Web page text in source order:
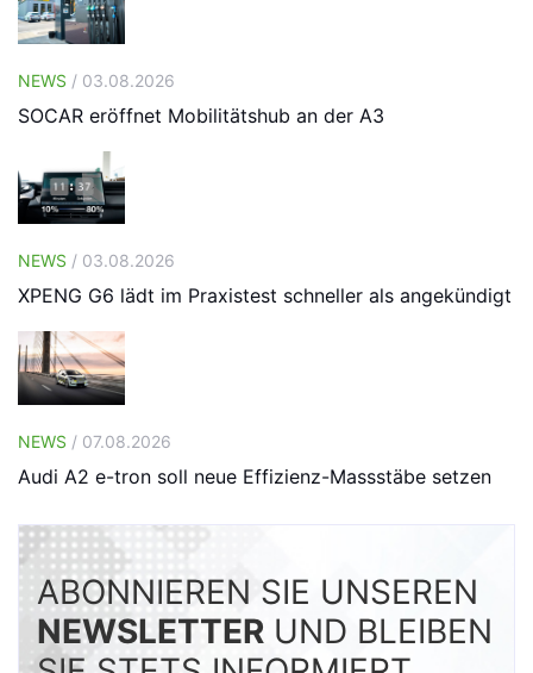
NEWS / 03.08.2026
SOCAR eröffnet Mobilitätshub an der A3
NEWS / 03.08.2026
XPENG G6 lädt im Praxistest schneller als angekündigt
NEWS / 07.08.2026
Audi A2 e-tron soll neue Effizienz-Massstäbe setzen
ABONNIEREN SIE UNSEREN
NEWSLETTER UND BLEIBEN